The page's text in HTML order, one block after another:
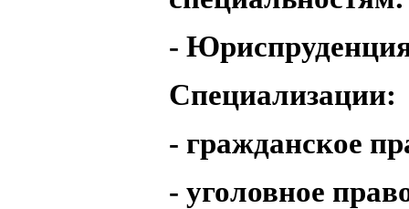
-
Специализации:
- гражданское
- уголовное